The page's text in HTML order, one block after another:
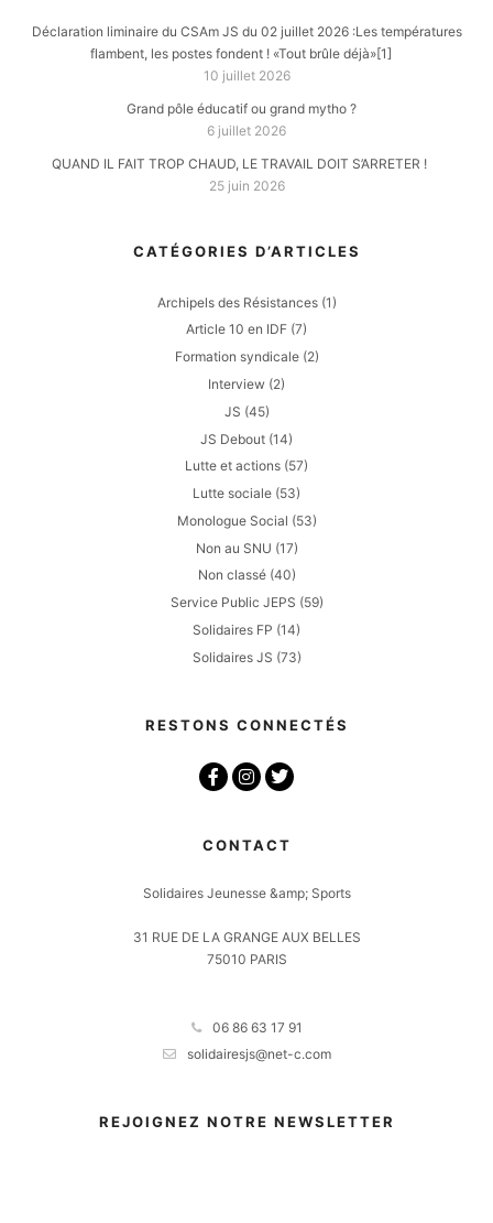
Déclaration liminaire du CSAm JS du 02 juillet 2026 :Les températures
flambent, les postes fondent ! «Tout brûle déjà»[1]
10 juillet 2026
Grand pôle éducatif ou grand mytho ?
6 juillet 2026
QUAND IL FAIT TROP CHAUD, LE TRAVAIL DOIT S’ARRETER !
25 juin 2026
CATÉGORIES D’ARTICLES
Archipels des Résistances(1)
Article 10 en IDF (7)
Formation syndicale(2)
Interview (2)
JS (45)
JS Debout (14)
Lutte et actions (57)
Lutte sociale (53)
Monologue Social (53)
Non au SNU (17)
Non classé(40)
Service Public JEPS (59)
Solidaires FP (14)
Solidaires JS (73)
RESTONS CONNECTÉS
CONTACT
Solidaires Jeunesse &amp; Sports
31 RUE DE LA GRANGE AUX BELLES
75010 PARIS
06 86 63 17 91
solidairesjs@net-c.com
REJOIGNEZ NOTRE NEWSLETTER